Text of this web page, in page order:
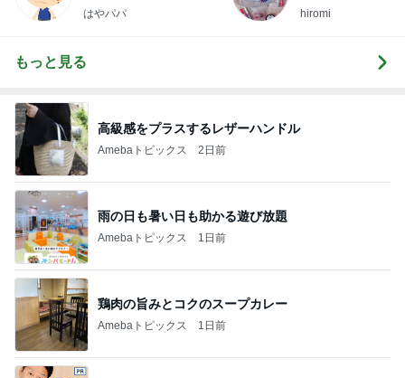
はやパパ hiromi
もっと見る
高級感をプラスするレザーハンドル
Amebaトピックス 2日前
雨の日も暑い日も助かる遊び放題
Amebaトピックス 1日前
鶏肉の旨みとコクのスープカレー
Amebaトピックス 1日前